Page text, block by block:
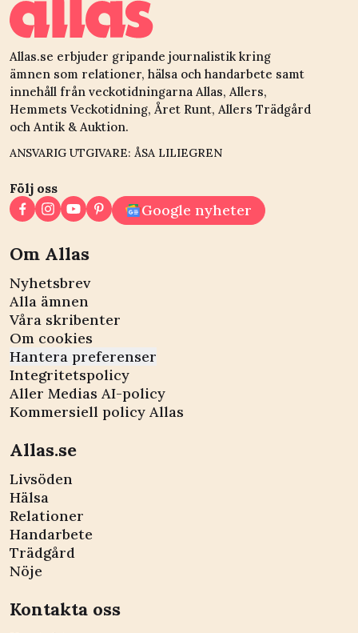
Allas.se erbjuder gripande journalistik kring
ämnen som relationer, hälsa och handarbete samt
innehåll från veckotidningarna Allas, Allers,
Hemmets Veckotidning, Året Runt, Allers Trädgård
och Antik & Auktion.
ANSVARIG UTGIVARE: ÅSA LILIEGREN
Följ oss
Google nyheter
Om Allas
Nyhetsbrev
Alla ämnen
Våra skribenter
Om cookies
Hantera preferenser
Integritetspolicy
Aller Medias AI-policy
Kommersiell policy Allas
Allas.se
Livsöden
Hälsa
Relationer
Handarbete
Trädgård
Nöje
Kontakta oss